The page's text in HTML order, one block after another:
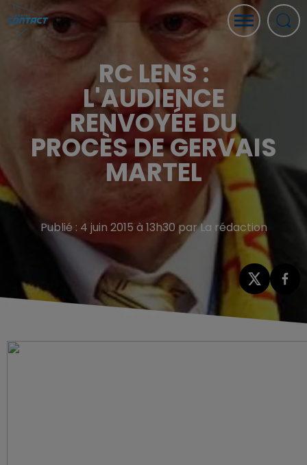
RC LENS :
L'AUDIENCE
RENVOYÉE DU
PROCÈS DE GERVAIS
MARTEL
Publié : 4 juin 2015 à 13h30 par La rédaction